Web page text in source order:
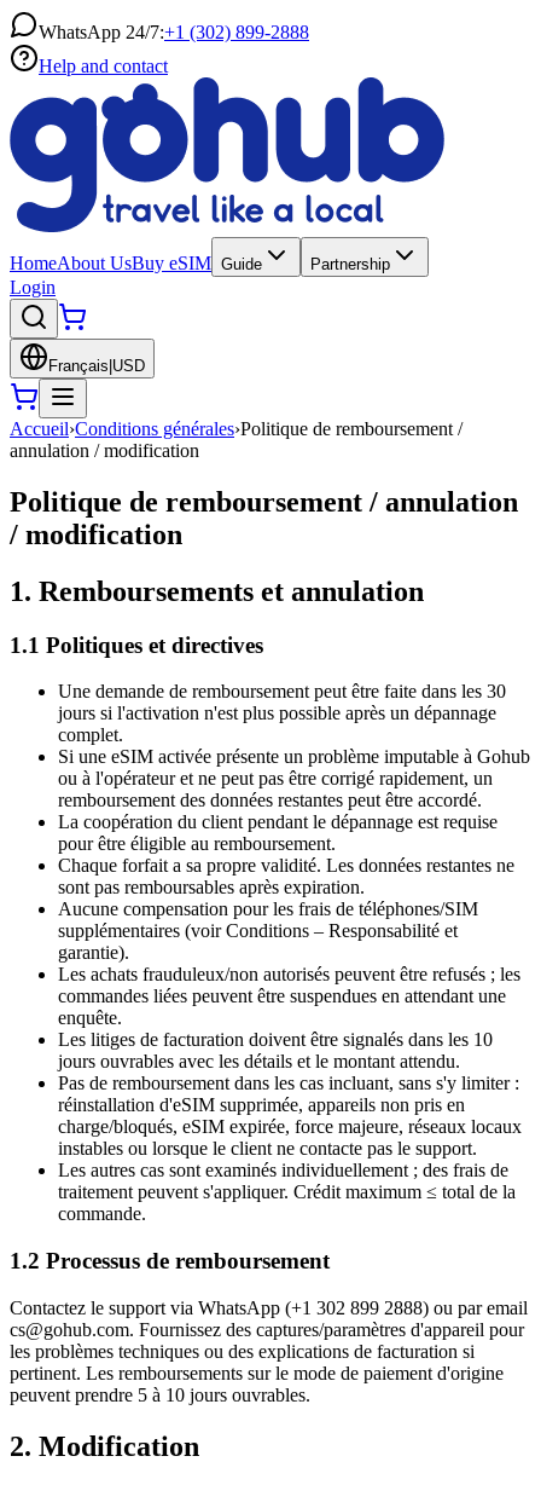
WhatsApp 24/7:+1 (302) 899-2888
Help and contact
HomeAbout UsBuy eSIM Guide Partnership
Login
Français USD
Accueil›Conditions générales›Politique de remboursement /
annulation / modification
Politique de remboursement / annulation
/ modification
1. Remboursements et annulation
1.1 Politiques et directives
Une demande de remboursement peut être faite dans les 30
jours si l'activation n'est plus possible après un dépannage
complet.
Si une eSIM activée présente un problème imputable à Gohub
ou à l'opérateur et ne peut pas être corrigé rapidement, un
remboursement des données restantes peut être accordé.
La coopération du client pendant le dépannage est requise
pour être éligible au remboursement.
Chaque forfait a sa propre validité. Les données restantes ne
sont pas remboursables après expiration.
Aucune compensation pour les frais de téléphones/SIM
supplémentaires (voir Conditions – Responsabilité et
garantie).
Les achats frauduleux/non autorisés peuvent être refusés ; les
commandes liées peuvent être suspendues en attendant une
enquête.
Les litiges de facturation doivent être signalés dans les 10
jours ouvrables avec les détails et le montant attendu.
Pas de remboursement dans les cas incluant, sans s'y limiter :
réinstallation d'eSIM supprimée, appareils non pris en
charge/bloqués, eSIM expirée, force majeure, réseaux locaux
instables ou lorsque le client ne contacte pas le support.
Les autres cas sont examinés individuellement ; des frais de
traitement peuvent s'appliquer. Crédit maximum ≤ total de la
commande.
1.2 Processus de remboursement
Contactez le support via WhatsApp (+1 302 899 2888) ou par email
cs@gohub.com. Fournissez des captures/paramètres d'appareil pour
les problèmes techniques ou des explications de facturation si
pertinent. Les remboursements sur le mode de paiement d'origine
peuvent prendre 5 à 10 jours ouvrables.
2. Modification